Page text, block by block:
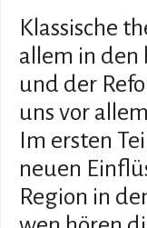
Klassische
allem in den
und der
uns vor
Im ersten
neuen
Region in